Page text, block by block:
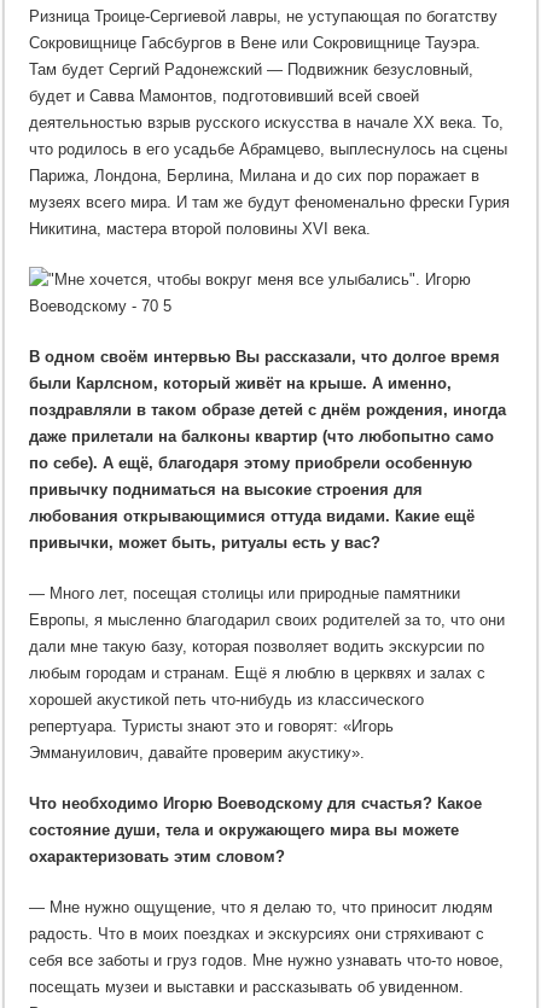
Ризница Троице-Сергиевой лавры, не уступающая по богатству
Сокровищнице Габсбургов в Вене или Сокровищнице Тауэра.
Там будет Сергий Радонежский — Подвижник безусловный,
будет и Савва Мамонтов, подготовивший всей своей
деятельностью взрыв русского искусства в начале ХХ века. То,
что родилось в его усадьбе Абрамцево, выплеснулось на сцены
Парижа, Лондона, Берлина, Милана и до сих пор поражает в
музеях всего мира. И там же будут феноменально фрески Гурия
Никитина, мастера второй половины XVI века.
В одном своём интервью Вы рассказали, что долгое время
были Карлсном, который живёт на крыше. А именно,
поздравляли в таком образе детей с днём рождения, иногда
даже прилетали на балконы квартир (что любопытно само
по себе). А ещё, благодаря этому приобрели особенную
привычку подниматься на высокие строения для
любования открывающимися оттуда видами. Какие ещё
привычки, может быть, ритуалы есть у вас?
— Много лет, посещая столицы или природные памятники
Европы, я мысленно благодарил своих родителей за то, что они
дали мне такую базу, которая позволяет водить экскурсии по
любым городам и странам. Ещё я люблю в церквях и залах с
хорошей акустикой петь что-нибудь из классического
репертуара. Туристы знают это и говорят: «Игорь
Эммануилович, давайте проверим акустику».
Что необходимо Игорю Воеводскому для счастья? Какое
состояние души, тела и окружающего мира вы можете
охарактеризовать этим словом?
— Мне нужно ощущение, что я делаю то, что приносит людям
радость. Что в моих поездках и экскурсиях они стряхивают с
себя все заботы и груз годов. Мне нужно узнавать что-то новое,
посещать музеи и выставки и рассказывать об увиденном.